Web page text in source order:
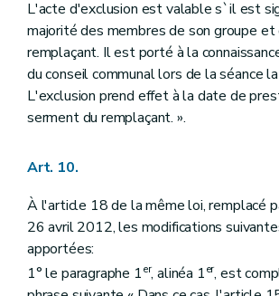
L'acte d'exclusion est valable s`il est
majorité des membres de son groupe et
remplaçant. Il est porté à la
du conseil communal lors de la séance
L'exclusion prend effet à la date de
serment du remplaçant. ».
Art. 10.
À l'article 18 de la même loi, remplacé
26 avril 2012, les modifications
apportées:
1° le paragraphe 1er, alinéa 1er, est